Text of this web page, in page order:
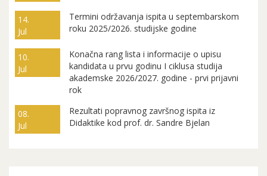
14.
Jul
Termini održavanja ispita u septembarskom
roku 2025/2026. studijske godine
10.
Jul
Konačna rang lista i informacije o upisu
kandidata u prvu godinu I ciklusa studija
akademske 2026/2027. godine - prvi prijavni
rok
08.
Jul
Rezultati popravnog završnog ispita iz
Didaktike kod prof. dr. Sandre Bjelan